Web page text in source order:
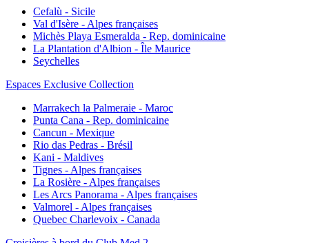
Cefalù - Sicile
Val d'Isère - Alpes françaises
Michès Playa Esmeralda - Rep. dominicaine
La Plantation d'Albion - Île Maurice
Seychelles
Espaces Exclusive Collection
Marrakech la Palmeraie - Maroc
Punta Cana - Rep. dominicaine
Cancun - Mexique
Rio das Pedras - Brésil
Kani - Maldives
Tignes - Alpes françaises
La Rosière - Alpes françaises
Les Arcs Panorama - Alpes françaises
Valmorel - Alpes françaises
Quebec Charlevoix - Canada